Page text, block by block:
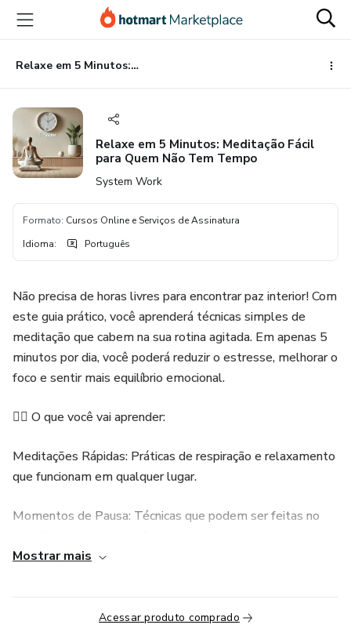
para
conteúdo
principal
para
pagamento
para
rodapé
Relaxe em 5 Minutos: Meditação Fácil para Quem Não Tem Tempo
Relaxe em 5 Minutos: Meditação Fácil
para Quem Não Tem Tempo
System Work
Formato: Cursos Online e Serviços de Assinatura
Idioma: Português
Não precisa de horas livres para encontrar paz interior! Com
este guia prático, você aprenderá técnicas simples de
meditação que cabem na sua rotina agitada. Em apenas 5
minutos por dia, você poderá reduzir o estresse, melhorar o
foco e sentir mais equilíbrio emocional.
🧘‍♀️ O que você vai aprender:
Meditações Rápidas: Práticas de respiração e relaxamento
que funcionam em qualquer lugar.
Momentos de Pausa: Técnicas que podem ser feitas no
desde o primeiro exercício.
Mostrar mais
Acessar produto comprado